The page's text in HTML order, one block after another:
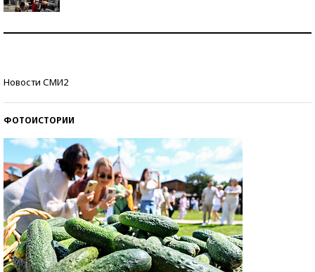
Новости СМИ2
ФОТОИСТОРИИ